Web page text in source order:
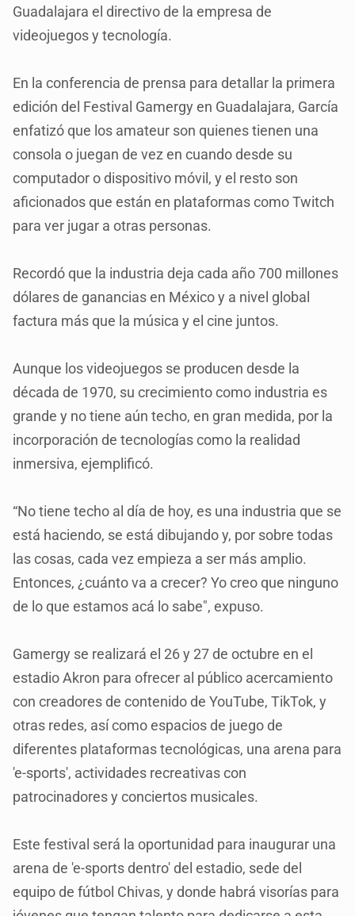
Guadalajara el directivo de la empresa de
videojuegos y tecnología.
En la conferencia de prensa para detallar la primera
edición del Festival Gamergy en Guadalajara, García
enfatizó que los amateur son quienes tienen una
consola o juegan de vez en cuando desde su
computador o dispositivo móvil, y el resto son
aficionados que están en plataformas como Twitch
para ver jugar a otras personas.
Recordó que la industria deja cada año 700 millones
dólares de ganancias en México y a nivel global
factura más que la música y el cine juntos.
Aunque los videojuegos se producen desde la
década de 1970, su crecimiento como industria es
grande y no tiene aún techo, en gran medida, por la
incorporación de tecnologías como la realidad
inmersiva, ejemplificó.
“No tiene techo al día de hoy, es una industria que se
está haciendo, se está dibujando y, por sobre todas
las cosas, cada vez empieza a ser más amplio.
Entonces, ¿cuánto va a crecer? Yo creo que ninguno
de lo que estamos acá lo sabe", expuso.
Gamergy se realizará el 26 y 27 de octubre en el
estadio Akron para ofrecer al público acercamiento
con creadores de contenido de YouTube, TikTok, y
otras redes, así como espacios de juego de
diferentes plataformas tecnológicas, una arena para
'e-sports', actividades recreativas con
patrocinadores y conciertos musicales.
Este festival será la oportunidad para inaugurar una
arena de 'e-sports dentro' del estadio, sede del
equipo de fútbol Chivas, y donde habrá visorías para